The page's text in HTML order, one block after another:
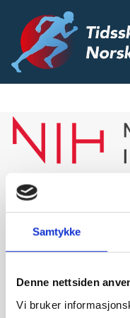
Samtykke
Denne nettsiden
Vi bruker
29/08/2024
NIH
til et
ved